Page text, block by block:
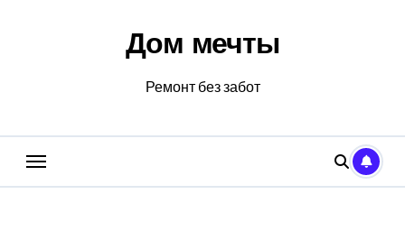
Дом мечты
Ремонт без забот